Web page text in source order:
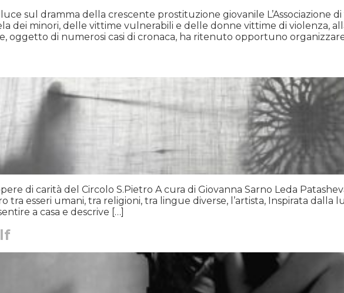
sul dramma della crescente prostituzione giovanile L’Associazione
dei minori, delle vittime vulnerabili e delle donne vittime di violenza,
oggetto di numerosi casi di cronaca, ha ritenuto opportuno
di carità del Circolo S.Pietro A cura di Giovanna Sarno Leda
tra esseri umani, tra religioni, tra lingue diverse, l’artista, Inspirata
a casa e descrive […]